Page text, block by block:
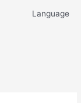
Language